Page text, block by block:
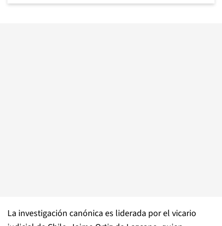
La investigación canónica es liderada por el vicario